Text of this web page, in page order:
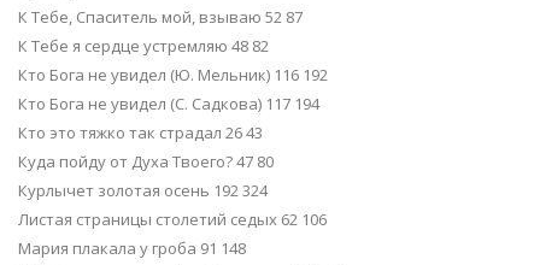
К Тебе, Спаситель мой, взываю 52 87
К Тебе я сердце устремляю 48 82
Кто Бога не увидел (Ю. Мельник) 116 192
Кто Бога не увидел (С. Садкова) 117 194
Кто это тяжко так страдал 26 43
Куда пойду от Духа Твоего? 47 80
Курлычет золотая осень 192 324
Листая страницы столетий седых 62 106
Мария плакала у гроба 91 148